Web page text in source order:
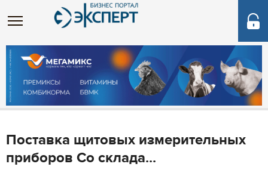
Поставка щитовых измерительных
приборов Со склада...